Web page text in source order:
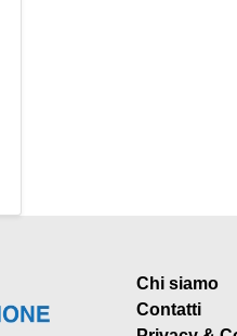
Chi siamo
Contatti